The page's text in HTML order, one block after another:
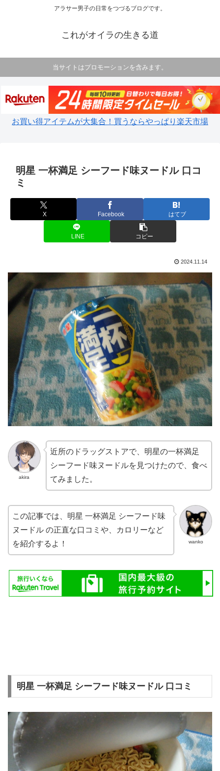
アラサー男子の日常をつづるブログです。
これがオイラの生きる道
当サイトはプロモーションを含みます。
お買い得アイテムが大集合！買うならやっぱり楽天市場
明星 一杯満足 シーフード味ヌードル 口コ
ミ
X Facebook はてブ
LINE コピー
2024.11.14
akira
近所のドラッグストアで、明星の一杯満足
シーフード味ヌードルを見つけたので、食べ
てみました。
wanko
この記事では、明星 一杯満足 シーフード味
ヌードル の正直な口コミや、カロリーなど
を紹介するよ！
明星 一杯満足 シーフード味ヌードル 口コミ